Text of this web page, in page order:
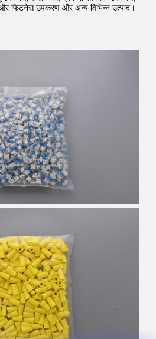
फिटनेस उपकरण और अन्य विभिन्न उत्पाद।